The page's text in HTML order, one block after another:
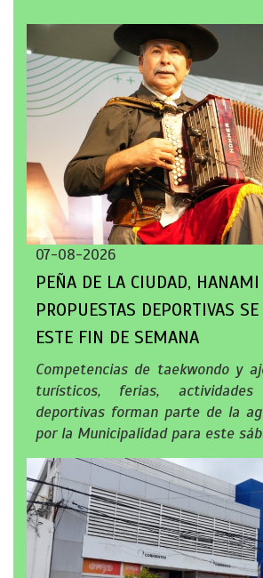
07-08-2026
PEÑA DE LA CIUDAD,
PROPUESTAS DEPORTIVAS SE
ESTE FIN DE SEMANA
Competencias de taekwondo y
turísticos, ferias,
deportivas forman parte de la
por la Municipalidad para este